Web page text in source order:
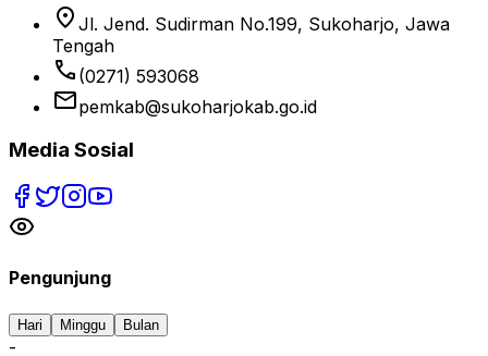
location_on Jl. Jend. Sudirman No.199, Sukoharjo, Jawa
Tengah
phone (0271) 593068
emailpemkab@sukoharjokab.go.id
Media Sosial
Pengunjung
Hari Minggu Bulan
-